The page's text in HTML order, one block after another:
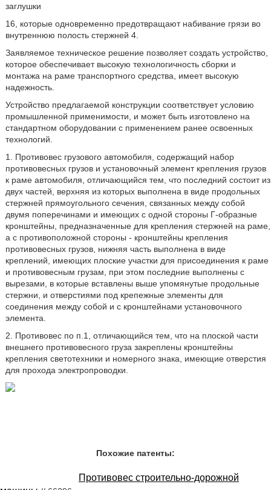
заглушки
16, которые одновременно предотвращают набивание грязи во
внутреннюю полость стержней 4.
Заявляемое техническое решение позволяет создать устройство,
которое обеспечивает высокую технологичность сборки и
монтажа на раме транспортного средства, имеет высокую
надежность.
Устройство предлагаемой конструкции соответствует условию
промышленной применимости, и может быть изготовлено на
стандартном оборудовании с применением ранее освоенных
технологий.
1. Противовес грузового автомобиля, содержащий набор
противовесных грузов и установочный элемент крепления грузов
к раме автомобиля, отличающийся тем, что последний состоит из
двух частей, верхняя из которых выполнена в виде продольных
стержней прямоугольного сечения, связанных между собой
двумя поперечинами и имеющих с одной стороны Г-образные
кронштейны, предназначенные для крепления стержней на раме,
а с противоположной стороны - кронштейны крепления
противовесных грузов, нижняя часть выполнена в виде
креплений, имеющих плоские участки для присоединения к раме
и противовесным грузам, при этом последние выполнены с
вырезами, в которые вставлены выше упомянутые продольные
стержни, и отверстиями под крепежные элементы для
соединения между собой и с кронштейнами установочного
элемента.
2. Противовес по п.1, отличающийся тем, что на плоской части
внешнего противовесного груза закреплены кронштейны
крепления светотехники и номерного знака, имеющие отверстия
для прохода электропроводки.
Похожие патенты:
Противовес строительно-дорожной